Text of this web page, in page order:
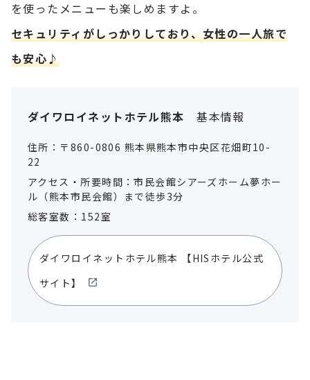
を使ったメニューも楽しめますよ。
セキュリティがしっかりしており、女性の一人旅で
も安心♪
ダイワロイネットホテル熊本 基本情報
住所：〒860-0806 熊本県熊本市中央区花畑町10-
22
アクセス・所要時間：市民会館シアーズホーム夢ホー
ル（熊本市民会館）まで徒歩3分
総客室数：152室
ダイワロイネットホテル熊本
【HISホテル公式
サイト】